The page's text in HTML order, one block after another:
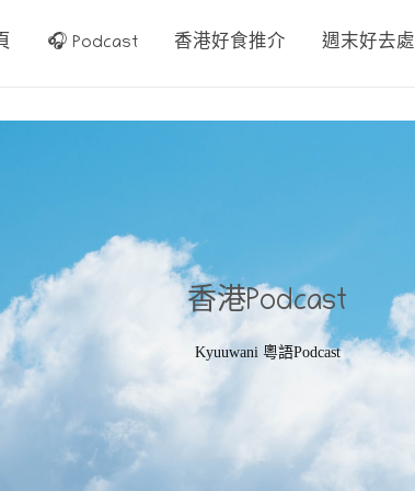
🎧 Podcast 香港好食推介 週末好去處
香港Podcast
Kyuuwani 粵語Podcast